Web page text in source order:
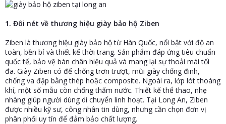
1. Đôi nét về thương hiệu giày bảo hộ Ziben
Ziben là thương hiệu giày bảo hộ từ Hàn Quốc, nổi bật với độ an
toàn, bền bỉ và thiết kế thời trang. Sản phẩm đáp ứng tiêu chuẩn
quốc tế, bảo vệ bàn chân hiệu quả và mang lại sự thoải mái tối
đa. Giày Ziben có đế chống trơn trượt, mũi giày chống đinh,
chống va đập bằng thép hoặc composite. Ngoài ra, lớp lót thoáng
khí, một số mẫu còn chống thấm nước. Thiết kế thể thao, nhẹ
nhàng giúp người dùng di chuyển linh hoạt. Tại Long An, Ziben
được nhiều kỹ sư, công nhân tin dùng, nhưng cần chọn đơn vị
phân phối uy tín để đảm bảo chất lượng.